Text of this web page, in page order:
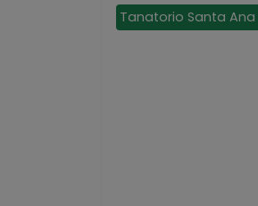
Tanatorio Santa Ana